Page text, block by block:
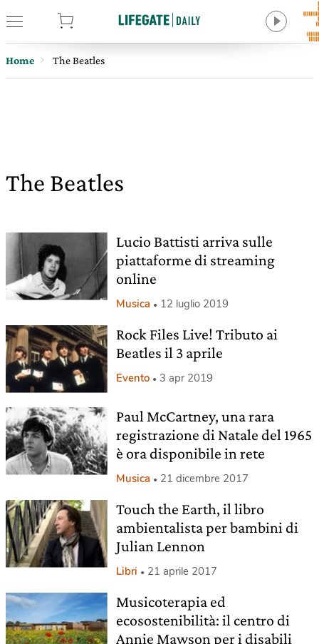
Home The Beatles
The Beatles
Lucio Battisti arriva sulle
piattaforme di streaming
online
Musica 12 luglio 2019
Rock Files Live! Tributo ai
Beatles il 3 aprile
Evento 3 apr 2019
Paul McCartney, una rara
registrazione di Natale del 1965
è ora disponibile in rete
Musica 21 dicembre 2017
Touch the Earth, il libro
ambientalista per bambini di
Julian Lennon
Libri 21 aprile 2017
Musicoterapia ed
ecosostenibilità: il centro di
Annie Mawson per i disabili